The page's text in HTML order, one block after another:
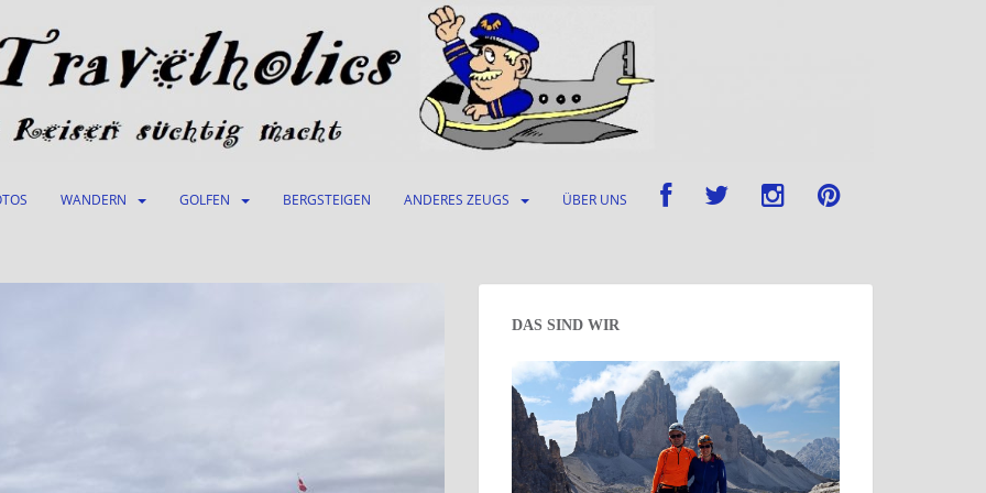
WANDERN GOLFEN BERGSTEIGEN ANDERES ZEUGS ÜBER UNS
DAS SIND WIR